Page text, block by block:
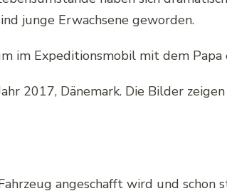
junge Erwachsene geworden.
im Expeditionsmobil mit dem Papa
2017, Dänemark. Die Bilder
angeschafft wird und schon